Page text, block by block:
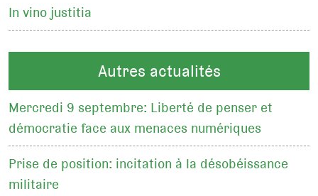
In vino justitia
Autres actualités
Mercredi 9 septembre: Liberté de penser et
démocratie face aux menaces numériques
Prise de position: incitation à la désobéissance
militaire